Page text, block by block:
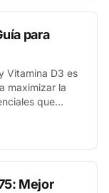
para
Vitamina D3 es
maximizar la
que
y apoyar la
Mejor